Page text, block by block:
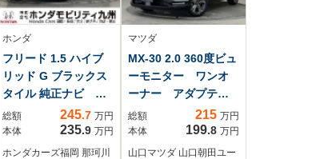
ホンダ
フリード 1.5 ハイブ
リッド G ブラックス
タイル 純正ナビ フ
ルセグ 6人乗り
総額 245.7 万円
本体
235.9 万円
ホンダカーズ福岡 那珂川
マツダ
MX-30 2.0 360度ビュ
ーモニター ワンオ
ーナー アダプティ
ブクルコン ナビフ
ルセグTV ブライン
ドスポットモニター
総額 215 万円
本体
199.8 万円
山口マツダ 山口朝田ユー